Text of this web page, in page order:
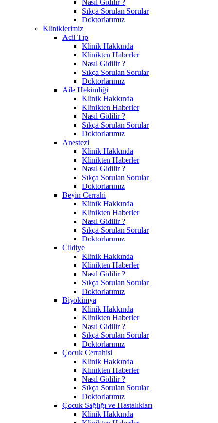
Nasıl Gidilir ?
Sıkça Sorulan Sorular
Doktorlarımız
Kliniklerimiz
Acil Tıp
Klinik Hakkında
Klinikten Haberler
Nasıl Gidilir ?
Sıkça Sorulan Sorular
Doktorlarımız
Aile Hekimliği
Klinik Hakkında
Klinikten Haberler
Nasıl Gidilir ?
Sıkça Sorulan Sorular
Doktorlarımız
Anestezi
Klinik Hakkında
Klinikten Haberler
Nasıl Gidilir ?
Sıkça Sorulan Sorular
Doktorlarımız
Beyin Cerrahi
Klinik Hakkında
Klinikten Haberler
Nasıl Gidilir ?
Sıkça Sorulan Sorular
Doktorlarımız
Cildiye
Klinik Hakkında
Klinikten Haberler
Nasıl Gidilir ?
Sıkça Sorulan Sorular
Doktorlarımız
Biyokimya
Klinik Hakkında
Klinikten Haberler
Nasıl Gidilir ?
Sıkça Sorulan Sorular
Doktorlarımız
Çocuk Cerrahisi
Klinik Hakkında
Klinikten Haberler
Nasıl Gidilir ?
Sıkça Sorulan Sorular
Doktorlarımız
Çocuk Sağlığı ve Hastalıkları
Klinik Hakkında